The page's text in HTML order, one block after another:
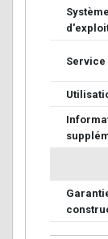
Système
Service